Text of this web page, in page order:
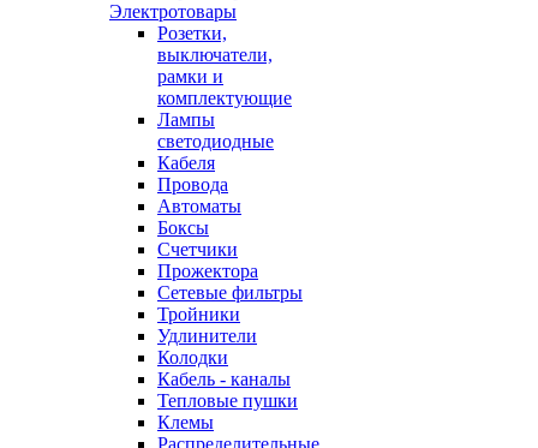
Электротовары
Розетки,
выключатели,
рамки и
комплектующие
Лампы
светодиодные
Кабеля
Провода
Автоматы
Боксы
Счетчики
Прожектора
Сетевые фильтры
Тройники
Удлинители
Колодки
Кабель - каналы
Тепловые пушки
Клемы
Распределительные